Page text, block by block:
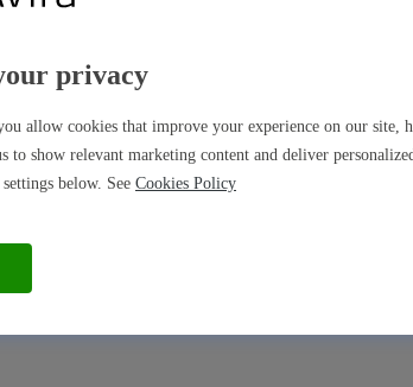
privacy
allow cookies that improve your experience on our site,
to show relevant marketing content and deliver
below. See Cookies Policy